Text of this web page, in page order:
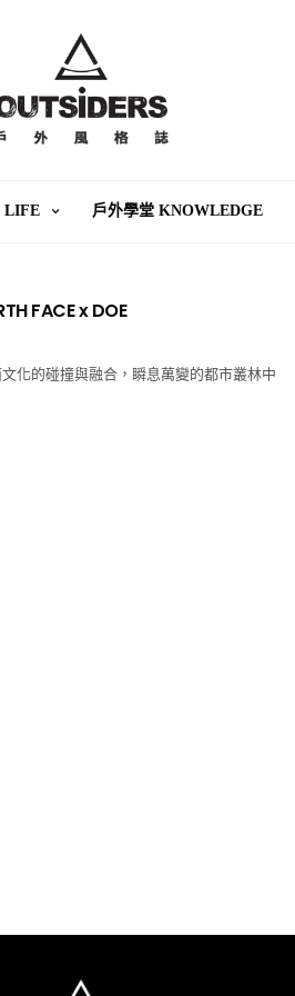
LIFE 戶外學堂 KNOWLEDGE
FACE x DOE
化的碰撞與融合，瞬息萬變的都市叢林中